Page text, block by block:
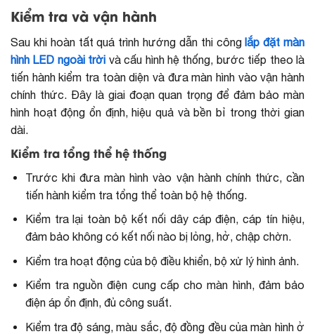
Kiểm tra và vận hành
Sau khi hoàn tất quá trình hướng dẫn thi cônglắp đặt màn
hình LED ngoài trời và cấu hình hệ thống, bước tiếp theo là
tiến hành kiểm tra toàn diện và đưa màn hình vào vận hành
chính thức. Đây là giai đoạn quan trọng để đảm bảo màn
hình hoạt động ổn định, hiệu quả và bền bỉ trong thời gian
dài.
Kiểm tra tổng thể hệ thống
Trước khi đưa màn hình vào vận hành chính thức, cần
tiến hành kiểm tra tổng thể toàn bộ hệ thống.
Kiểm tra lại toàn bộ kết nối dây cáp điện, cáp tín hiệu,
đảm bảo không có kết nối nào bị lỏng, hở, chập chờn.
Kiểm tra hoạt động của bộ điều khiển, bộ xử lý hình ảnh.
Kiểm tra nguồn điện cung cấp cho màn hình, đảm bảo
điện áp ổn định, đủ công suất.
Kiểm tra độ sáng, màu sắc, độ đồng đều của màn hình ở